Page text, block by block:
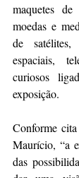
maquetes
moedas e
de
espaciais,
curiosos
exposição.
Conforme
Maurício, “a
das